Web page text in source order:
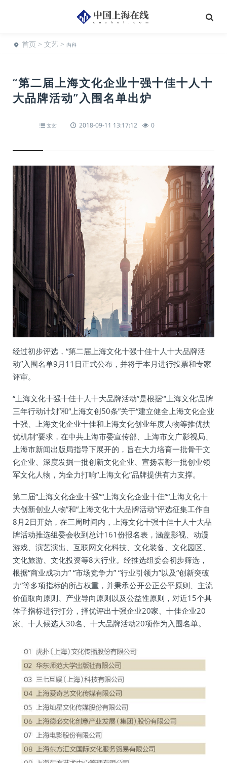
首页 > 文艺 > 内容
“第二届上海文化企业十强十佳十人十
大品牌活动”入围名单出炉
文艺 2018-09-11 13:17:12 0
经过初步评选，“第二届上海文化十强十佳十人十大品牌活
动”入围名单9月11日正式公布，并将于本月进行投票和专家
评审。
“上海文化十强十佳十人十大品牌活动”是根据“‘上海文化’品牌
三年行动计划”和“上海文创50条”关于“建立健全上海文化企业
十强、上海文化企业十佳和上海文化创业年度人物等推优扶
优机制”要求，在中共上海市委宣传部、上海市文广影视局、
上海市新闻出版局指导下展开的，旨在大力培育一批骨干文
化企业、深度发掘一批创新文化企业、宣扬表彰一批创业领
军文化人物，为全力打响“上海文化”品牌提供有力支撑。
第二届“上海文化企业十强”“上海文化企业十佳”“上海文化十
大创新创业人物”和“上海文化十大品牌活动”评选征集工作自
8月2日开始，在三周时间内，上海文化十强十佳十人十大品
牌活动推选组委会收到总计161份报名表，涵盖影视、动漫
游戏、演艺演出、互联网文化科技、文化装备、文化园区、
文化旅游、文化投资等8大行业。经推选组委会初步筛选，
根据“商业成功力” “市场竞争力” “行业引领力”以及“创新突破
力”等多项指标的所占权重，并秉承公开公正公平原则、主流
价值取向原则、产业导向原则以及公益性原则，对近15个具
体子指标进行打分，择优评出十强企业20家、十佳企业20
家、十人候选人30名、十大品牌活动20项作为入围名单。